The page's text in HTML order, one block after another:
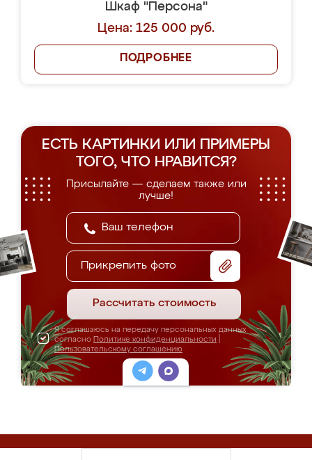
Шкаф "Персона"
Цена: 125 000 руб.
ПОДРОБНЕЕ
ЕСТЬ КАРТИНКИ ИЛИ ПРИМЕРЫ
ТОГО, ЧТО НРАВИТСЯ?
Присылайте — сделаем также или
лучше!
Прикрепить фото
Рассчитать стоимость
Я соглашаюсь на передачу персональных данных
согласно Политике конфиденциальности
Пользовательскому соглашению